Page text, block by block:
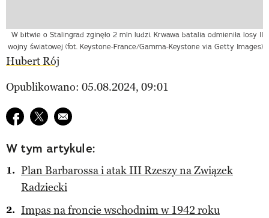
W bitwie o Stalingrad zginęło 2 mln ludzi. Krwawa batalia odmieniła losy II
wojny światowej (fot. Keystone-France/Gamma-Keystone via Getty Images)
Hubert Rój
Opublikowano: 05.08.2024, 09:01
Udostępnij na facebook
Udostępnij na twitter
E-mail do przyjaciela
W tym artykule:
Plan Barbarossa i atak III Rzeszy na Związek
Radziecki
Impas na froncie wschodnim w 1942 roku